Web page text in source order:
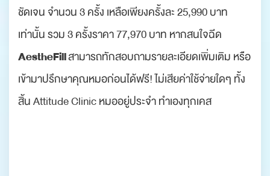
ชัดเจน จำนวน 3 ครั้ง เหลือเพียงครั้งละ 25,990 บาท
เท่านั้น รวม 3 ครั้งราคา 77,970 บาท หากสนใจฉีด
AestheFillสามารถทักสอบถามรายละเอียดเพิ่มเติม หรือ
เข้ามาปรึกษาคุณหมอก่อนได้ฟรี! ไม่เสียค่าใช้จ่ายใดๆ ทั้ง
สิ้น Attitude Clinic หมออยู่ประจำ ทำเองทุกเคส